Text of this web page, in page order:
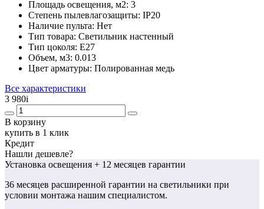
Площадь освещения, м2: 3
Степень пылевлагозащиты: IP20
Наличие пульта: Нет
Тип товара: Светильник настенный
Тип цоколя: E27
Объем, м3: 0.013
Цвет арматуры: Полированная медь
Все характеристики
3 980i
В корзину
купить в 1 клик
Кредит
Нашли дешевле?
Установка освещения + 12 месяцев гарантии
36 месяцев расширенной гарантии на светильники при
условии монтажа нашим специалистом.